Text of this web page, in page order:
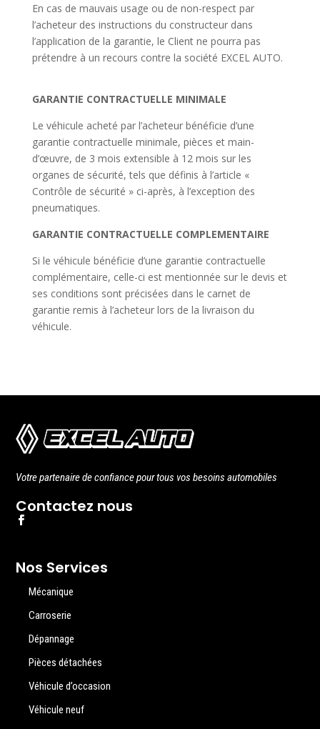
En cas de mauvais usage ou de non-respect par
l’acheteur des instructions du constructeur dans
l’application de la garantie, le Client ne pourra pas
prétendre à un recours contre la société EXCEL AUTO.
GARANTIE CONTRACTUELLE MINIMALE
Le véhicule acheté par l’acheteur bénéficie d’une
garantie contractuelle minimale, pièces et main-
d’œuvre, de 3 mois extensible à 12 mois sur les
organes de sécurité, tels que définis à l’article «
Contrôle de sécurité » ci-après, à l’exception des
pneumatiques.
GARANTIE CONTRACTUELLE COMPLEMENTAIRE
Si le véhicule bénéficie d’une garantie contractuelle
complémentaire, celle-ci est mentionnée sur le devis et
ses conditions sont précisées dans le carnet de
garantie remis à l’acheteur lors de la livraison du
véhicule.
Votre partenaire de confiance pour tous vos besoins automobiles
Contactez nous
Nos Services
Mécanique
Carroserie
Dépannage
Pièces détachées
Véhicule d’occasion
Véhicule neuf